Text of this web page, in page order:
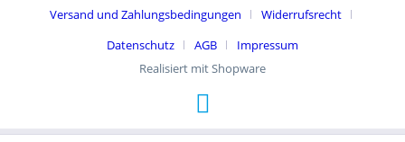
Versand und Zahlungsbedingungen
Widerrufsrecht
Datenschutz
AGB
Impressum
Realisiert mit Shopware